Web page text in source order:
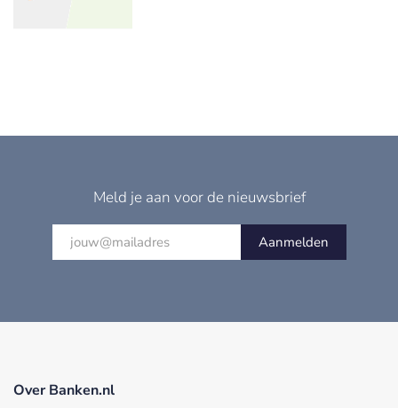
Meld je aan voor de nieuwsbrief
Aanmelden
Over Banken.nl